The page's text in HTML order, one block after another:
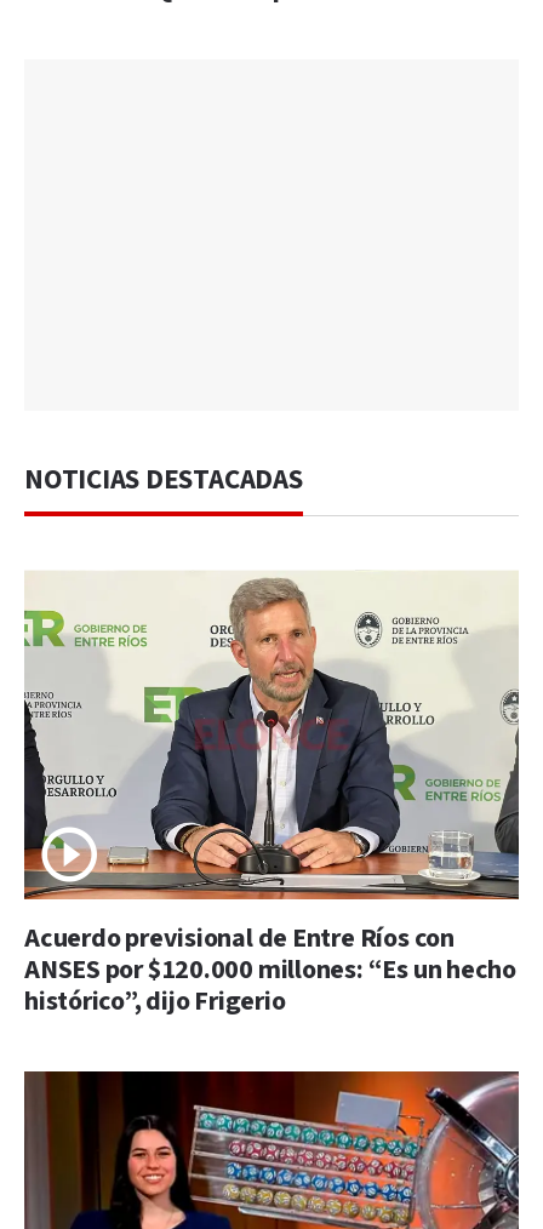
NOTICIAS DESTACADAS
Acuerdo previsional de Entre Ríos con
ANSES por $120.000 millones: “Es un hecho
histórico”, dijo Frigerio